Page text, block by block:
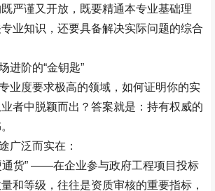
严谨又开放，既要精通本专业基础理
业知识，还要具备解决实际问题的综合
进阶的“金钥匙”
业度要求极高的领域，如何证明你的实
者中脱颖而出？答案就是：持有权威的
广泛而实在：
通货” ——在企业参与政府工程项目投标
和等级，往往是资质审核的重要指标，